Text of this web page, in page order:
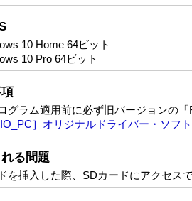
10 Home 64ビット
10 Pro 64ビット
グラム適用前に必ず旧バージョンの
］オリジナルドライバー・ソフ
る問題
を挿入した際、SDカードにアクセス